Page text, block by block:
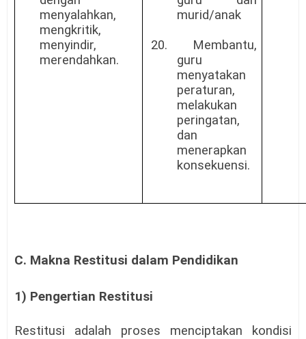
menyalahkan,
mengkritik,
menyindir,
merendahkan.
murid/anak
20.
Membantu,
guru
menyatakan
peraturan,
melakukan
peringatan,
dan
menerapkan
konsekuensi.
C. Makna Restitusi dalam Pendidikan
1) Pengertian Restitusi
Restitusi adalah proses menciptakan kondisi